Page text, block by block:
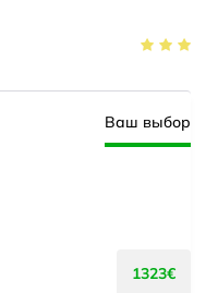
Ваш выбор
1323€